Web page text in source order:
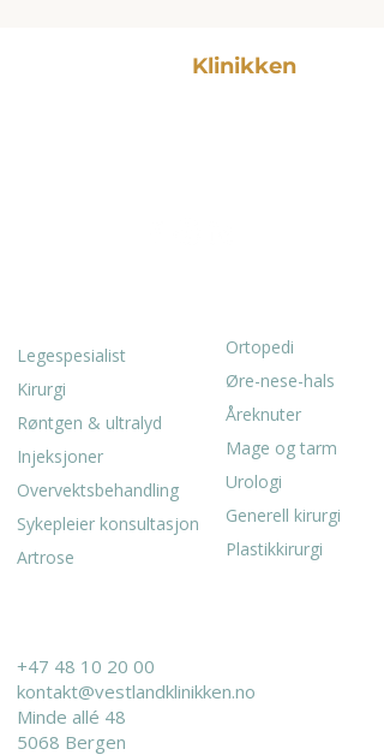
Klinikken
Legespesialist
Kirurgi
Røntgen & ultralyd
Injeksjoner
Overvektsbehandling
Sykepleier konsultasjon
Artrose
Ortopedi
Øre-nese-hals
Åreknuter
Mage og tarm
Urologi
Generell kirurgi
Plastikkirurgi
+47 48 10 20 00
kontakt@vestlandklinikken.no
Minde allé 48
5068 Bergen